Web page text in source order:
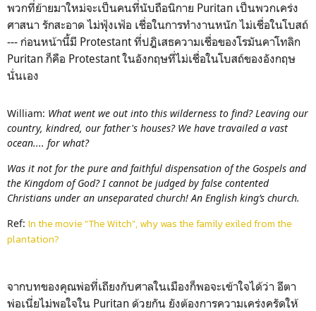
พวกที่ย้ายมาใหม่จะเป็นคนที่นับถือนิกาย Puritan เป็นพวกเคร่ง
ศาสนา รักสะอาด ไม่ฟุ้งเฟ้อ เชื่อในการทำงานหนัก ไม่เชื่อในโบสถ์
--- ก่อนหน้านี้มี Protestant ที่ปฎิเสธความเชื่อของโรมันคาโทลิก
Puritan ก็คือ Protestant ในอังกฤษที่ไม่เชื่อในโบสถ์ของอังกฤษ
นั่นเอง
William: What went we out into this wilderness to find? Leaving our
country, kindred, our father's houses? We have travailed a vast
ocean.... for what?
Was it not for the pure and faithful dispensation of the Gospels and
the Kingdom of God? I cannot be judged by false contented
Christians under an unseparated church! An English king’s church.
Ref: In the movie "The Witch", why was the family exiled from the
plantation?
จากบทของคุณพ่อที่เถียงกับศาลในเมืองก็พอจะเข้าใจได้ว่า อีตา
พ่อเนี่ยไม่พอใจใน Puritan ด้วยกัน ยังต้องการความเคร่งครัดให้